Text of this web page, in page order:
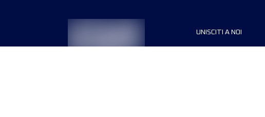
UNISCITI A NOI